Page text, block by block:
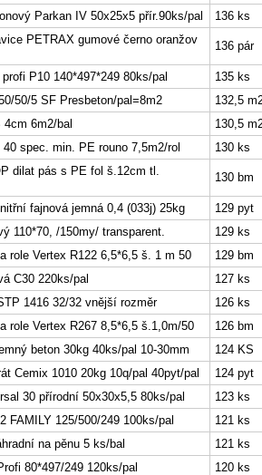
Parkan IV 50x25x5 přír.90ks/pal 136 ks
PETRAX gumové černo oranžov
136 pár
P10 140*497*249 80ks/pal 135 ks
50/5 SF Presbeton/pal=8m2 132,5
4cm 6m2/bal 130,5
40 spec. min. PE rouno 7,5m2/rol 130 ks
dilat pás s PE fol š.12cm tl.
130 bm
fajnová jemná 0,4 (033j) 25kg 129 pyt
110*70, /150my/ transparent. 129 ks
role Vertex R122 6,5*6,5 š. 1 m 50 129 bm
C30 220ks/pal 127 ks
1416 32/32 vnější rozměr 126 ks
role Vertex R267 8,5*6,5 š.1,0m/50 126 bm
beton 30kg 40ks/pal 10-30mm 124 KS
Cemix 1010 20kg 10q/pal 40pyt/pal 124 pyt
30 přírodní 50x30x5,5 80ks/pal 123 ks
FAMILY 125/500/249 100ks/pal 121 ks
na pěnu 5 ks/bal 121 ks
80*497/249 120ks/pal 120 ks